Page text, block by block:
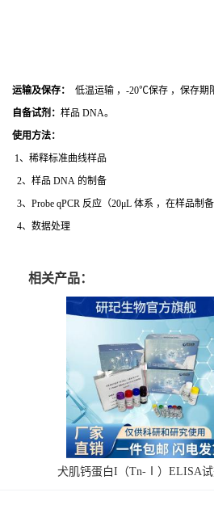
运输及保存：
低温运输 ，-20℃保存 ，保存期
自备试剂： 样品 DNA。
使用方法：
1、稀释标准曲线样品
2、样品 DNA 的制备
3、Probe qPCR 反应（20μL 体系 ，在样品制备
4、数据处理
相关产品：
犬肌钙蛋白I（Tn-Ⅰ）ELISA